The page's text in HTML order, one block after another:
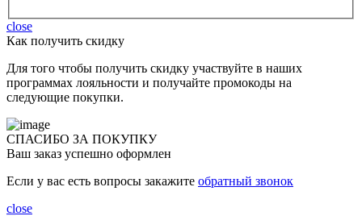
close
Как получить скидку
Для того чтобы получить скидку участвуйте в наших
программах лояльности и получайте промокоды на
следующие покупки.
СПАСИБО ЗА ПОКУПКУ
Ваш заказ успешно оформлен
Если у вас есть вопросы закажите обратный звонок
close